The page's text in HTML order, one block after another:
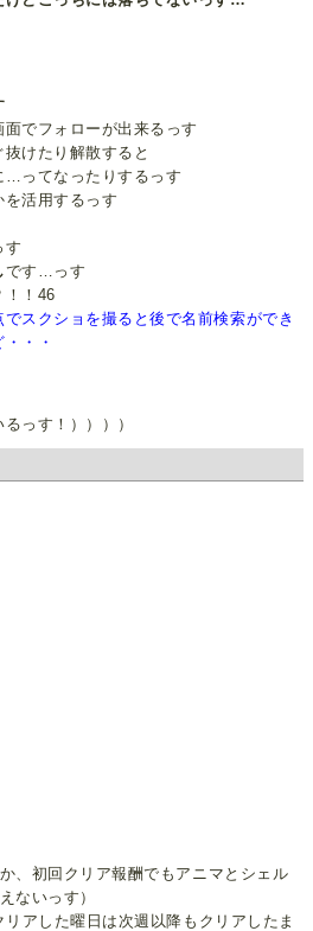
でフォローが出来るっす
けたり解散すると
…ってなったりするっす
を活用するっす
す
です…っす
！！46
スクショを撮ると後で名前検索ができ
・・
っす！））））
、初回クリア報酬でもアニマとシェル
ないっす）
アした曜日は次週以降もクリアしたま